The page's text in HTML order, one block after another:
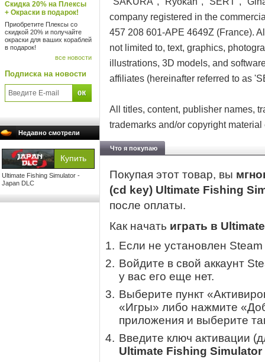
Скидка 20% на Плексы
+ Окраски в подарок!
Приобретите Плексы со
скидкой 20% и получайте
окраски для ваших кораблей
в подарок!
все новости
Подписка на новости
Недавно смотрели
Ultimate Fishing Simulator -
Japan DLC
company registered in the
457 208 601-APE 4649Z (France).
not limited to, text, graphics,
illustrations, 3D models, and
affiliates (hereinafter referred to as
All titles, content, publisher names,
trademarks and/or copyright
Что я покупаю
Покупая этот товар, вы
(cd key) Ultimate Fishing
после оплаты.
Как начать играть в
Если не установлен
Войдите в свой аккаунт
у вас его еще нет.
Выберите пункт
«Игры» либо нажмите
приложения и выберите
Введите ключ активации
Ultimate Fishing Simulator